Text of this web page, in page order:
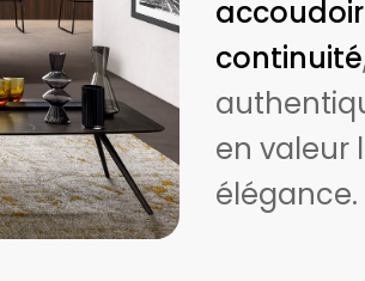
continuité
en valeur
élégance.